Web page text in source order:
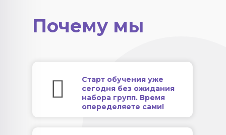
Почему мы
Старт обучения уже
сегодня без ожидания
набора групп. Время
опеределяете сами!